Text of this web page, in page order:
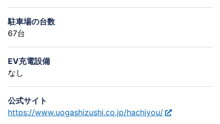
駐車場の台数
67台
EV充電設備
なし
公式サイト
https://www.uogashizushi.co.jp/hachiyou/